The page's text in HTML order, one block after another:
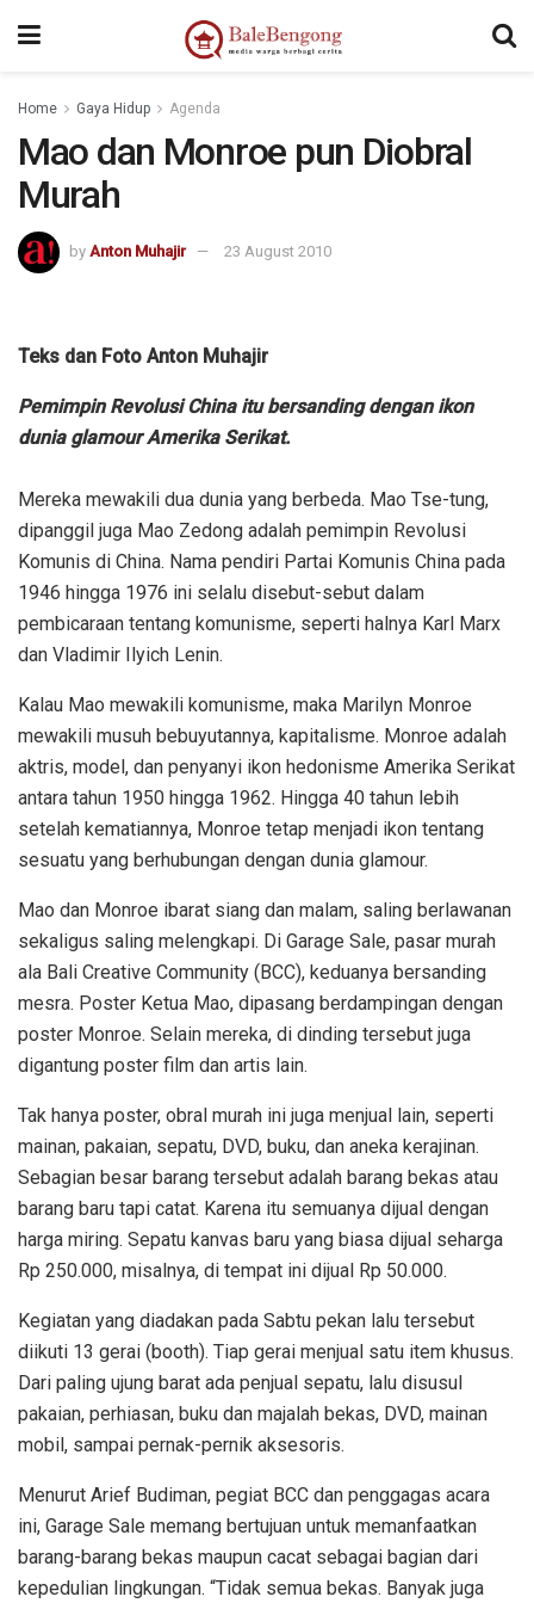
Home Gaya Hidup Agenda
Mao dan Monroe pun Diobral
Murah
by Anton Muhajir 23 August 2010
Teks dan Foto Anton Muhajir
Pemimpin Revolusi China itu bersanding dengan ikon
dunia glamour Amerika Serikat.
Mereka mewakili dua dunia yang berbeda. Mao Tse-tung,
dipanggil juga Mao Zedong adalah pemimpin Revolusi
Komunis di China. Nama pendiri Partai Komunis China pada
1946 hingga 1976 ini selalu disebut-sebut dalam
pembicaraan tentang komunisme, seperti halnya Karl Marx
dan Vladimir Ilyich Lenin.
Kalau Mao mewakili komunisme, maka Marilyn Monroe
mewakili musuh bebuyutannya, kapitalisme. Monroe adalah
aktris, model, dan penyanyi ikon hedonisme Amerika Serikat
antara tahun 1950 hingga 1962. Hingga 40 tahun lebih
setelah kematiannya, Monroe tetap menjadi ikon tentang
sesuatu yang berhubungan dengan dunia glamour.
Mao dan Monroe ibarat siang dan malam, saling berlawanan
sekaligus saling melengkapi. Di Garage Sale, pasar murah
ala Bali Creative Community (BCC), keduanya bersanding
mesra. Poster Ketua Mao, dipasang berdampingan dengan
poster Monroe. Selain mereka, di dinding tersebut juga
digantung poster film dan artis lain.
Tak hanya poster, obral murah ini juga menjual lain, seperti
mainan, pakaian, sepatu, DVD, buku, dan aneka kerajinan.
Sebagian besar barang tersebut adalah barang bekas atau
barang baru tapi catat. Karena itu semuanya dijual dengan
harga miring. Sepatu kanvas baru yang biasa dijual seharga
Rp 250.000, misalnya, di tempat ini dijual Rp 50.000.
Kegiatan yang diadakan pada Sabtu pekan lalu tersebut
diikuti 13 gerai (booth). Tiap gerai menjual satu item khusus.
Dari paling ujung barat ada penjual sepatu, lalu disusul
pakaian, perhiasan, buku dan majalah bekas, DVD, mainan
mobil, sampai pernak-pernik aksesoris.
Menurut Arief Budiman, pegiat BCC dan penggagas acara
ini, Garage Sale memang bertujuan untuk memanfaatkan
barang-barang bekas maupun cacat sebagai bagian dari
kepedulian lingkungan. “Tidak semua bekas. Banyak juga